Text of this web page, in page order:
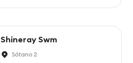
Shineray Swm
Sótano 2